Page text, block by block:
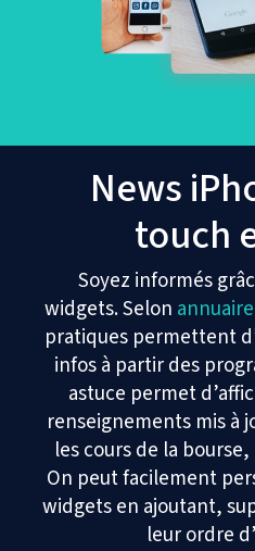
News
touch
Soyez informés
widgets. Selon
pratiques permettent
infos à partir des
astuce permet
renseignements mis à
les cours de la
On peut facilement
widgets en ajoutant,
leur ordre